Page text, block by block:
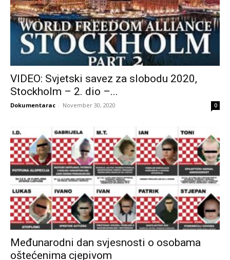
VIDEO: Svjetski savez za slobodu 2020,
Stockholm – 2. dio –...
Dokumentarac - November 30, 2020 0
Međunarodni dan svjesnosti o osobama
oštećenima cjepivom